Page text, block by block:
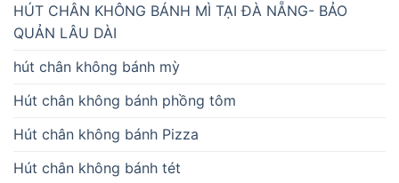
HÚT CHÂN KHÔNG BÁNH MÌ TẠI ĐÀ NẴNG- BẢO
QUẢN LÂU DÀI
hút chân không bánh mỳ
Hút chân không bánh phồng tôm
Hút chân không bánh Pizza
Hút chân không bánh tét